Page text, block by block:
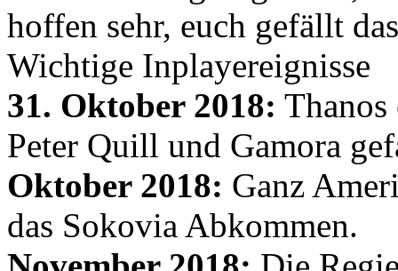
hoffen sehr, euch gefällt
Wichtige Inplayereignisse
31. Oktober 2018:
Peter Quill und Gamora
Oktober 2018: Ganz
das Sokovia Abkommen.